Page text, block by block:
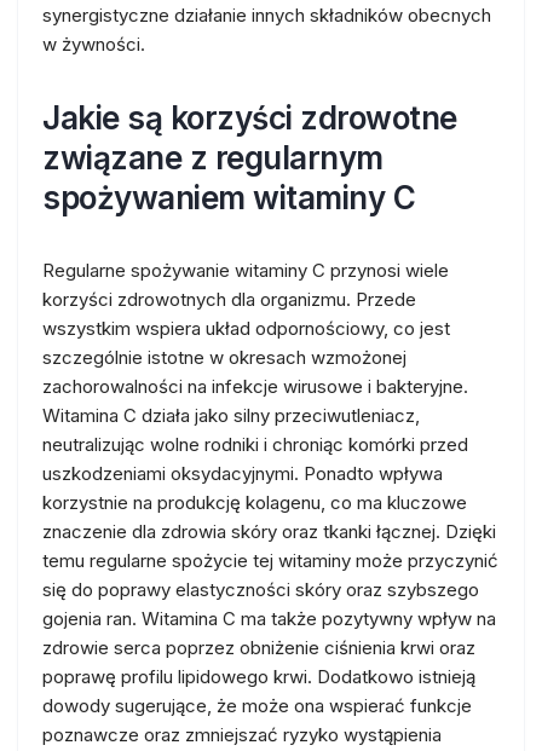
synergistyczne działanie innych składników obecnych
w żywności.
Jakie są korzyści zdrowotne
związane z regularnym
spożywaniem witaminy C
Regularne spożywanie witaminy C przynosi wiele
korzyści zdrowotnych dla organizmu. Przede
wszystkim wspiera układ odpornościowy, co jest
szczególnie istotne w okresach wzmożonej
zachorowalności na infekcje wirusowe i bakteryjne.
Witamina C działa jako silny przeciwutleniacz,
neutralizując wolne rodniki i chroniąc komórki przed
uszkodzeniami oksydacyjnymi. Ponadto wpływa
korzystnie na produkcję kolagenu, co ma kluczowe
znaczenie dla zdrowia skóry oraz tkanki łącznej. Dzięki
temu regularne spożycie tej witaminy może przyczynić
się do poprawy elastyczności skóry oraz szybszego
gojenia ran. Witamina C ma także pozytywny wpływ na
zdrowie serca poprzez obniżenie ciśnienia krwi oraz
poprawę profilu lipidowego krwi. Dodatkowo istnieją
dowody sugerujące, że może ona wspierać funkcje
poznawcze oraz zmniejszać ryzyko wystąpienia